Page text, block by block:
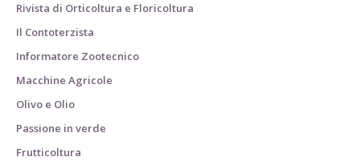
Rivista di Orticoltura e Floricoltura
Il Contoterzista
Informatore Zootecnico
Macchine Agricole
Olivo e Olio
Passione in verde
Frutticoltura